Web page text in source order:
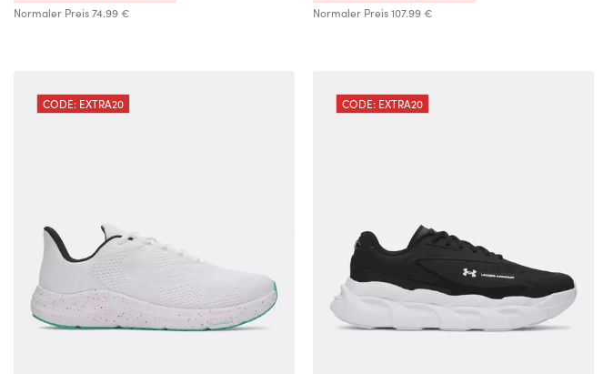
Normaler Preis74.99 € Normaler Preis107.99 €
CODE: EXTRA20 CODE: EXTRA20